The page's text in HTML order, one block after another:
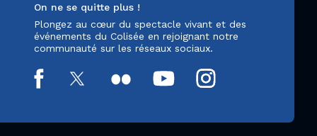
On ne se quitte plus !
Plongez au cœur du spectacle vivant et des
événements du Colisée en rejoignant notre
communauté sur les réseaux sociaux.